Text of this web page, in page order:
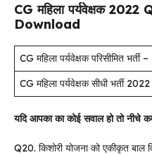
CG महिला पर्यवेक्षक
Download
CG महिला पर्यवेक्षक परिसीमित भर्ती
CG महिला पर्यवेक्षक सीधी भर्ती 2022
यदि आपका का कोई सवाल हो तो नीचे
Q20. किशोरी योजना को एकीकृत बाल